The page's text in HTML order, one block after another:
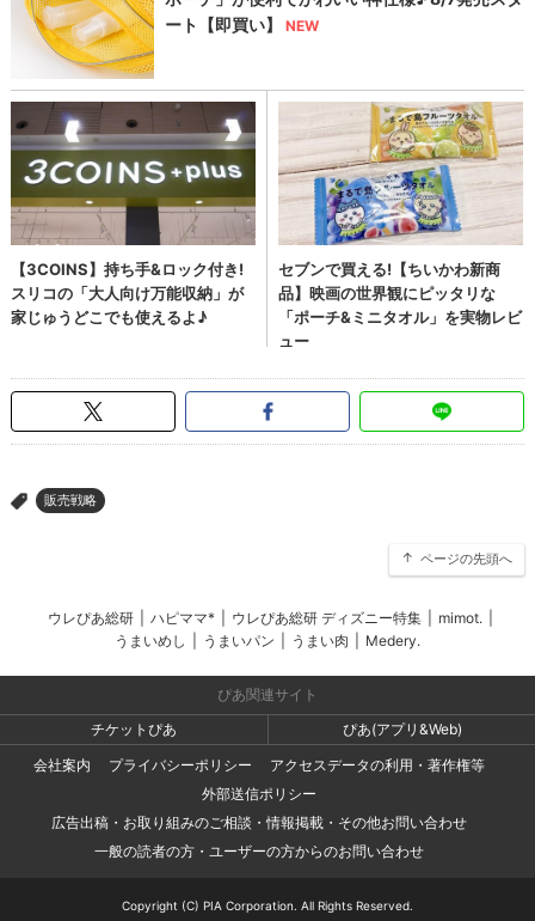
> 販売戦略
ページの先頭へ
ウレぴあ総研 ハピママ* ウレぴあ総研 ディズニー特集 mimot.
うまいめし
うまいパン うまい肉 Medery.
ぴあ関連サイト
チケットぴあ
ぴあ(アプリ&Web)
会社案内
プライバシーポリシー
アクセスデータの利用・著作権等
外部送信ポリシー
広告出稿・お取り組みのご相談・情報掲載・その他お問い合わせ
一般の読者の方・ユーザーの方からのお問い合わせ
Copyright (C) PIA Corporation. All Rights Reserved.